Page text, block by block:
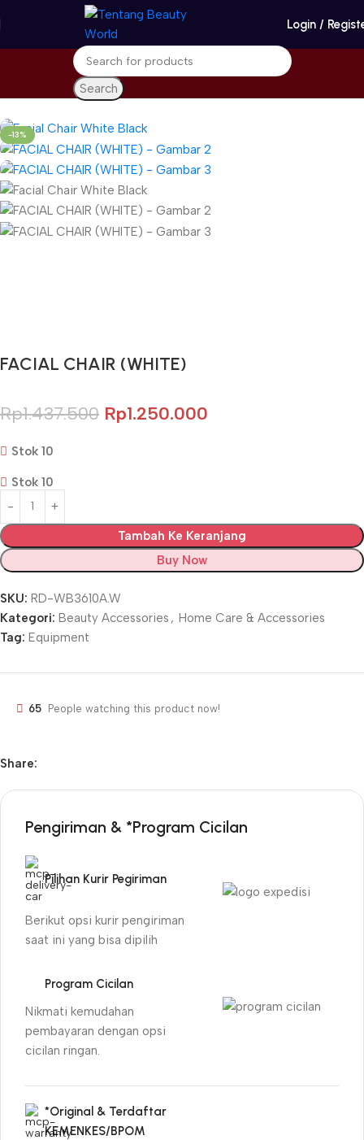
Login /
Search
Home Care & Accessories
-13%
FACIAL CHAIR (WHITE)
Rp1.437.500 Rp1.250.000
Stok 10
Stok 10
Tambah Ke Keranjang
Buy Now
SKU: RD-WB3610A.W
Kategori: Beauty Accessories , Home Care & Accessories
Tag: Equipment
65 People watching this product now!
Share:
Pengiriman & *Program Cicilan
Pilihan Kurir Pegiriman
Berikut opsi kurir pengiriman
saat ini yang bisa dipilih
Program Cicilan
Nikmati kemudahan
pembayaran dengan opsi
cicilan ringan.
*Original & Terdaftar
KEMENKES/BPOM